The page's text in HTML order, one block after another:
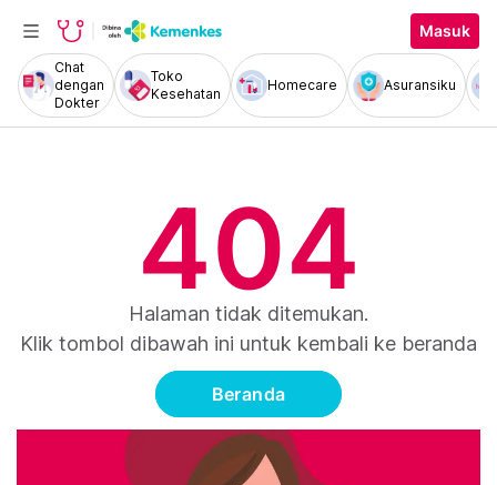
Masuk
Chat
dengan
Dokter
Toko
Kesehatan
Homecare Asuransiku
404
Halaman tidak ditemukan.
Klik tombol dibawah ini untuk kembali ke beranda
Beranda